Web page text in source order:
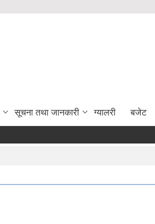
सूचना तथा जानकारी ग्यालरी बजेट